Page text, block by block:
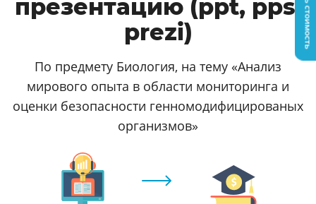
презентацию (ppt, pps,
prezi)
По предмету Биология, на тему «Анализ
мирового опыта в области мониторинга и
оценки безопасности генномодифицированых
организмов»